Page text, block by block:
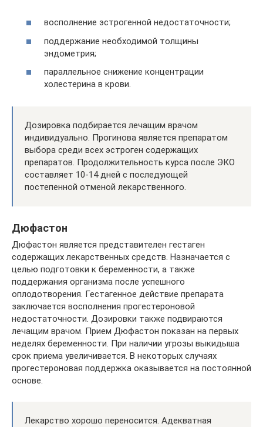
восполнение эстрогенной недостаточности;
поддержание необходимой толщины
эндометрия;
параллельное снижение концентрации
холестерина в крови.
Дозировка подбирается лечащим врачом
индивидуально. Прогинова является препаратом
выбора среди всех эстроген содержащих
препаратов. Продолжительность курса после ЭКО
составляет 10-14 дней с последующей
постепенной отменой лекарственного.
Дюфастон
Дюфастон является представителен гестаген
содержащих лекарственных средств. Назначается с
целью подготовки к беременности, а также
поддержания организма после успешного
оплодотворения. Гестагенное действие препарата
заключается восполнения прогестероновой
недостаточности. Дозировки также подвираются
лечащим врачом. Прием Дюфастон показан на первых
неделях беременности. При наличии угрозы выкидыша
срок приема увеличивается. В некоторых случаях
прогестероновая поддержка оказывается на постоянной
основе.
Лекарство хорошо переносится. Адекватная